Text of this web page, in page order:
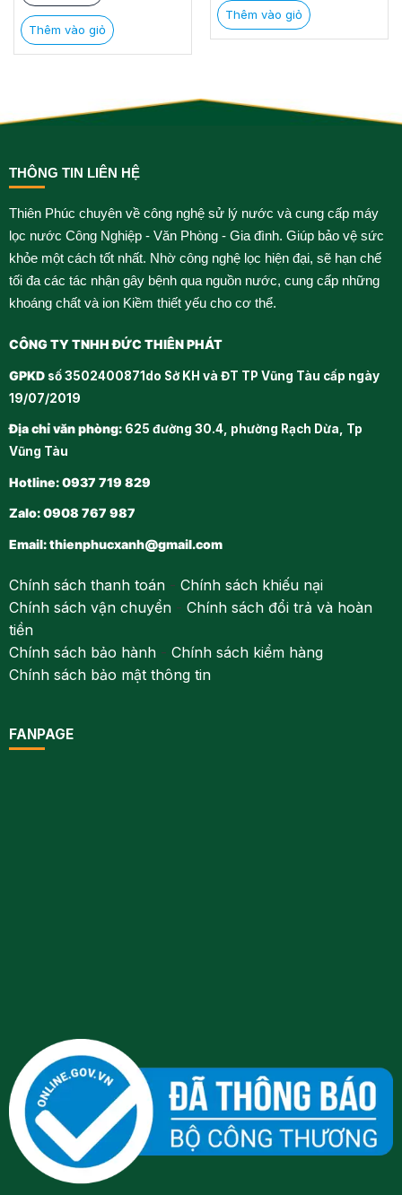
Thêm vào giỏ
Thêm vào giỏ
THÔNG TIN LIÊN HỆ
Thiên Phúc chuyên về công nghệ sử lý nước và cung cấp máy
lọc nước Công Nghiệp - Văn Phòng - Gia đình. Giúp bảo vệ sức
khỏe một cách tốt nhất. Nhờ công nghệ lọc hiện đại, sẽ hạn chế
tối đa các tác nhận gây bệnh qua nguồn nước, cung cấp những
khoáng chất và ion Kiềm thiết yếu cho cơ thể.
CÔNG TY TNHH ĐỨC THIÊN PHÁT
GPKDsố 3502400871do Sở KH và ĐT TP Vũng Tàu cấp ngày
19/07/2019
Địa chỉ văn phòng:625 đường 30.4, phường Rạch Dừa, Tp
Vũng Tàu
Hotline: 0937 719 829
Zalo: 0908 767 987
Email:thienphucxanh@gmail.com
Chính sách thanh toán- Chính sách khiếu nại
Chính sách vận chuyển- Chính sách đổi trả và hoàn
tiền
Chính sách bảo hành- Chính sách kiểm hàng
Chính sách bảo mật thông tin
FANPAGE